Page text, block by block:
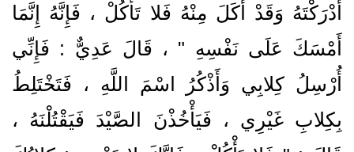
أَدْرَكْتَهُ وَقَدْ أَكَلَ مِنْهُ فَلا تَأْكُلْ ، فَإِنَّهُ إِنَّمَا
أَمْسَكَ عَلَى نَفْسِهِ " ، قَالَ عَدِيٌّ : فَإِنِّي
أُرْسِلُ كِلابِي وَأَذْكُرُ اسْمَ اللَّهِ ، فَتَخْتَلِطُ
بِكِلابِ غَيْرِي ، فَيَأْخُذْنَ الصَّيْدَ فَيَقْتُلْنَهُ ،